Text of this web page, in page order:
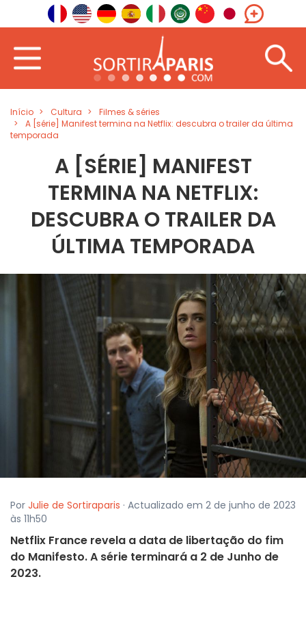
Início Cultura
Filmes & séries
A [série] Manifest termina na Netflix: descubra o trailer da última
temporada
A [SÉRIE] MANIFEST
TERMINA NA NETFLIX:
DESCUBRA O TRAILER DA
ÚLTIMA TEMPORADA
Por Julie de Sortiraparis · Actualizado em 2 de junho de 2023
às 11h50
Netflix France revela a data de libertação do fim
do Manifesto. A série terminará a 2 de Junho de
2023.